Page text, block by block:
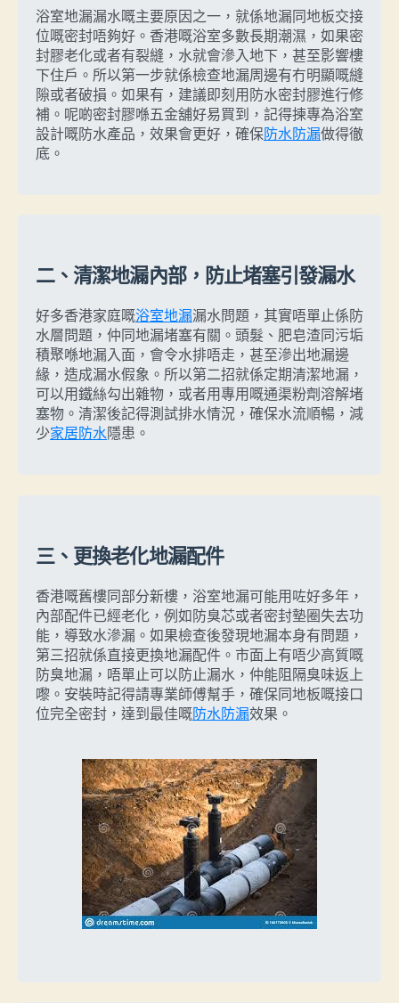
浴室地漏漏水嘅主要原因之一，就係地漏同地板交接
位嘅密封唔夠好。香港嘅浴室多數長期潮濕，如果密
封膠老化或者有裂縫，水就會滲入地下，甚至影響樓
下住戶。所以第一步就係檢查地漏周邊有冇明顯嘅縫
隙或者破損。如果有，建議即刻用防水密封膠進行修
補。呢啲密封膠喺五金舖好易買到，記得揀專為浴室
設計嘅防水產品，效果會更好，確保防水防漏做得徹
底。
二、清潔地漏內部，防止堵塞引發漏水
好多香港家庭嘅浴室地漏漏水問題，其實唔單止係防
水層問題，仲同地漏堵塞有關。頭髮、肥皂渣同污垢
積聚喺地漏入面，會令水排唔走，甚至滲出地漏邊
緣，造成漏水假象。所以第二招就係定期清潔地漏，
可以用鐵絲勾出雜物，或者用專用嘅通渠粉劑溶解堵
塞物。清潔後記得測試排水情況，確保水流順暢，減
少家居防水隱患。
三、更換老化地漏配件
香港嘅舊樓同部分新樓，浴室地漏可能用咗好多年，
內部配件已經老化，例如防臭芯或者密封墊圈失去功
能，導致水滲漏。如果檢查後發現地漏本身有問題，
第三招就係直接更換地漏配件。市面上有唔少高質嘅
防臭地漏，唔單止可以防止漏水，仲能阻隔臭味返上
嚟。安裝時記得請專業師傅幫手，確保同地板嘅接口
位完全密封，達到最佳嘅防水防漏效果。